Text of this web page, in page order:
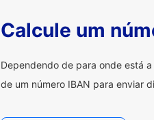
Calcule um
Dependendo de para onde está
de um número IBAN para enviar